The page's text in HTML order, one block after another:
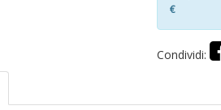
€
Condividi: